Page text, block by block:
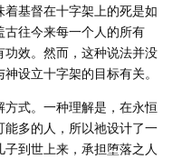
基督在十字架上的死是如
往今来每一个人的所有
效。然而，这种说法并没
设立十字架的目标有关。
式。一种理解是，在永恒
多的人，所以祂设计了一
到世上来，承担堕落之人